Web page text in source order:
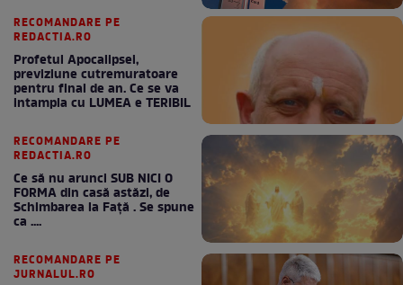
RECOMANDARE PE
REDACTIA.RO
Profetul Apocalipsei,
previziune cutremuratoare
pentru final de an. Ce se va
intampla cu LUMEA e TERIBIL
RECOMANDARE PE
REDACTIA.RO
Ce să nu arunci SUB NICI O
FORMA din casă astăzi, de
Schimbarea la Față . Se spune
ca ....
RECOMANDARE PE
JURNALUL.RO